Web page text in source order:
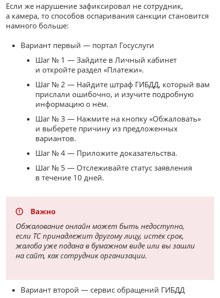
Если же нарушение зафиксировал не сотрудник,
а камера, то способов оспаривания санкции становится
намного больше:
Вариант первый — портал Госуслуги
Шаг № 1 — Зайдите в Личный кабинет
и откройте раздел «Платежи».
Шаг № 2 — Найдите штраф ГИБДД, который вам
прислали ошибочно, и изучите подробную
информацию о нём.
Шаг № 3 — Нажмите на кнопку «Обжаловать»
и выберете причину из предложенных
вариантов.
Шаг № 4 — Приложите доказательства.
Шаг № 5 — Отслеживайте статус заявления
в течение 10 дней.
Важно
Обжалование онлайн может быть недоступно,
если ТС принадлежит другому лицу, истёк срок,
жалоба уже подана в бумажном виде или вы зашли
на сайт, как сотрудник организации.
Вариант второй — сервис обращений ГИБДД